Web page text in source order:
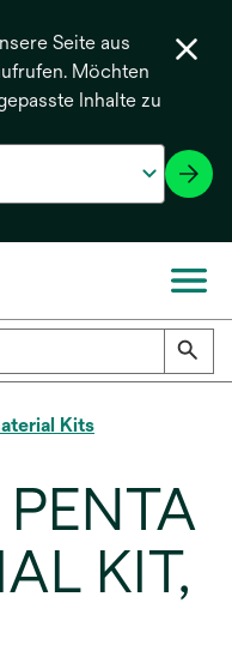
Seite aus
Möchten
Inhalte zu
Kits
KIT,